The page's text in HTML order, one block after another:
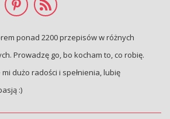
ponad 2200 przepisów w różnych
Prowadzę go, bo kocham to, co robię.
dużo radości i spełnienia, lubię
:)